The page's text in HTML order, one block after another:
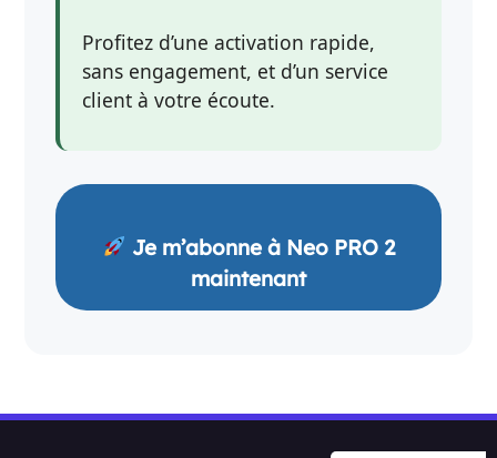
Profitez d’une activation rapide,
sans engagement, et d’un service
client à votre écoute.
Je m’abonne à Neo PRO 2
maintenant